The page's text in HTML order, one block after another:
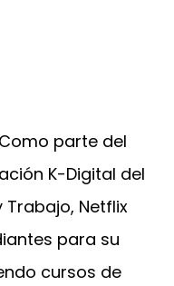
parte del
K-Digital del
Trabajo, Netflix
para su
cursos de